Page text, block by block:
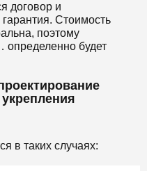
договор и
Стоимость
поэтому
определенно будет
в таких случаях: